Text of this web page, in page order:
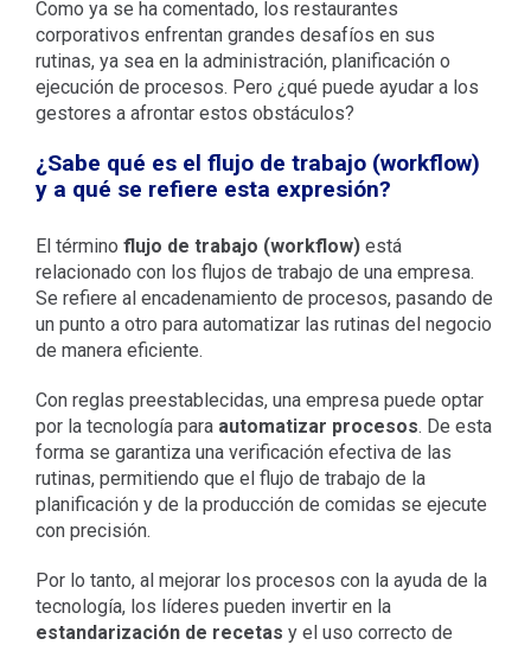
Como ya se ha comentado, los restaurantes
corporativos enfrentan grandes desafíos en sus
rutinas, ya sea en la administración, planificación o
ejecución de procesos. Pero ¿qué puede ayudar a los
gestores a afrontar estos obstáculos?
¿Sabe qué es el flujo de trabajo (workflow)
y a qué se refiere esta expresión?
El término flujo de trabajo (workflow)está
relacionado con los flujos de trabajo de una empresa.
Se refiere al encadenamiento de procesos, pasando de
un punto a otro para automatizar las rutinas del negocio
de manera eficiente.
Con reglas preestablecidas, una empresa puede optar
por la tecnología para automatizar procesos. De esta
forma se garantiza una verificación efectiva de las
rutinas, permitiendo que el flujo de trabajo de la
planificación y de la producción de comidas se ejecute
con precisión.
Por lo tanto, al mejorar los procesos con la ayuda de la
tecnología, los líderes pueden invertir en la
estandarización de recetas y el uso correcto de